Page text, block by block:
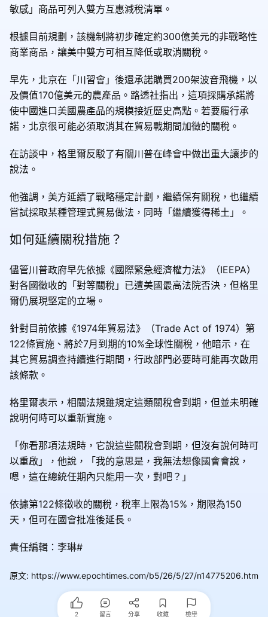
敏感」商品可列入雙方互惠減稅清單。
根據目前規劃，該機制將初步確定約300億美元的非戰略性
商業商品，讓美中雙方可相互降低或取消關稅。
早先，北京在「川習會」後還承諾購買200架波音飛機，以
及價值170億美元的農產品。路透社指出，這項採購承諾將
使中國進口美國農產品的規模接近歷史高點。若要履行承
諾，北京很可能必須取消其在貿易戰期間加徵的關稅。
在訪談中，格里爾反駁了有關川普在峰會中做出重大讓步的
說法。
他強調，美方延續了戰略穩定計劃，繼續保有關稅，也繼續
嘗試採取某種管理式貿易做法，同時「繼續獲得稀土」。
如何延續關稅措施？
儘管川普政府早先依據《國際緊急經濟權力法》（IEEPA）
對各國徵收的「對等關稅」已遭美國最高法院否決，但格里
爾仍展現堅定的立場。
針對目前依據《1974年貿易法》（Trade Act of 1974）第
122條實施、將於7月到期的10%全球性關稅，他暗示，在
其它貿易調查持續進行期間，行政部門必要時可能再次啟用
該條款。
格里爾表示，相關法規雖規定這類關稅會到期，但並未明確
說明何時可以重新實施。
「你看那項法規時，它說這些關稅會到期，但沒有說何時可
以重啟」，他說，「我的意思是，我無法想像國會會說，
嗯，這在總統任期內只能用一次，對吧？」
依據第122條徵收的關稅，稅率上限為15%，期限為150
天，但可在國會批准後延長。
責任編輯：李琳#
原文: https://www.epochtimes.com/b5/26/5/27/n14775206.htm
2 留言 分享 收藏 檢舉